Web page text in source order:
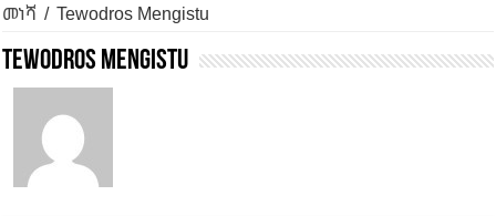
መነሻ / Tewodros Mengistu
Tewodros Mengistu